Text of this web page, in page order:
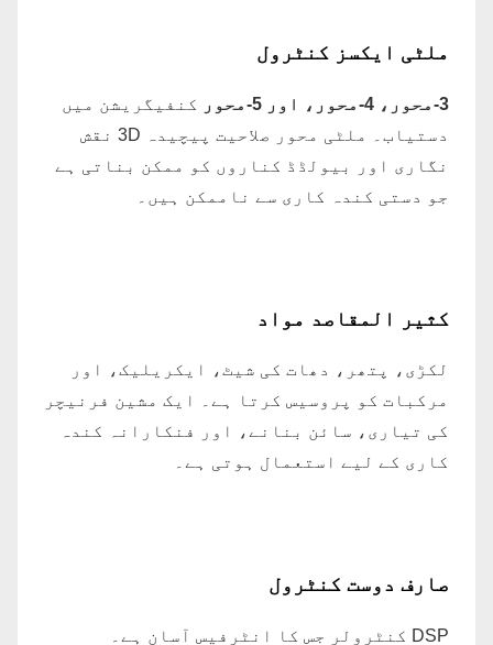
ملٹی ایکسز کنٹرول
3-محور، 4-محور، اور 5-محور
کنفیگریشن میں
دستیاب۔ ملٹی محور صلاحیت پیچیدہ 3D نقش
نگاری اور بیولڈڈ کناروں کو ممکن بناتی ہے
جو دستی کندہ کاری سے ناممکن ہیں۔
کثیر المقاصد مواد
لکڑی، پتھر، دھات کی شیٹ، ایکریلیک، اور
مرکبات کو پروسیس کرتا ہے۔ ایک مشین فرنیچر
کی تیاری، سائن بنانے، اور فنکارانہ کندہ
کاری کے لیے استعمال ہوتی ہے۔
صارف دوست کنٹرول
DSP کنٹرولر جس کا انٹرفیس آسان ہے۔